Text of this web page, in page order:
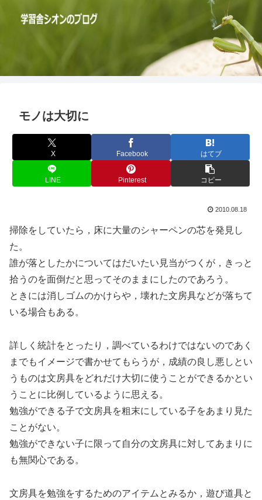
モノは大切に
X Facebook はてブ
LINE Pinterest コピー
2010.08.18
掃除をしていたら，床に大量のシャーペンの芯を発見し
た。
誰が落としたかについてはだいたい見当がつくが，きっと
拾うのを面倒だと思ってそのままにしたのであろう。
ときには消しゴムのかけらや，壊れた文房具などが落ちて
いる場合もある。
詳しく統計をとったり，調べているわけではないのであく
までもイメージで書かせてもらうが，成績の良し悪しとい
うものは文房具をどれだけ大切に使うことができるかとい
うことに比例しているように思える。
勉強ができる子で文房具を粗末にしている子をあまり見た
ことがない。
勉強ができない子に限って自分の文房具に対してあまりに
も無関心である。
文房具を勉強をするためのアイテムとみるか，遊び道具と